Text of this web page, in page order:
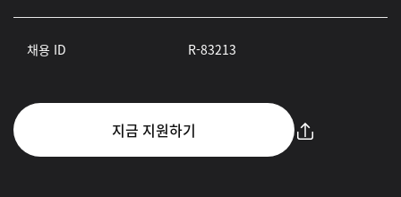
채용 ID R-83213
지금 지원하기